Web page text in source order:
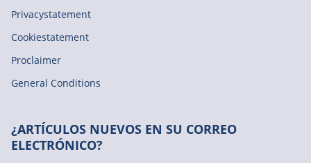
Privacystatement
Cookiestatement
Proclaimer
General Conditions
¿ARTÍCULOS NUEVOS EN SU CORREO
ELECTRÓNICO?